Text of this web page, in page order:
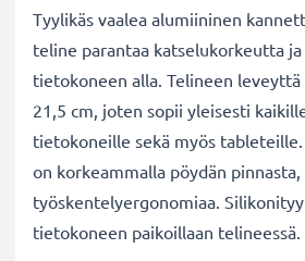
Tyylikäs vaalea alumiininen
teline parantaa katselukorkeutta
tietokoneen alla. Telineen leveyttä
21,5 cm, joten sopii yleisesti
tietokoneille sekä myös
on korkeammalla pöydän
työskentelyergonomiaa.
tietokoneen paikoillaan telineessä.